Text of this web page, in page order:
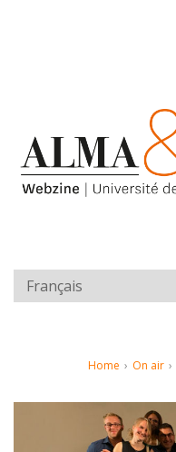
Home › On air ›